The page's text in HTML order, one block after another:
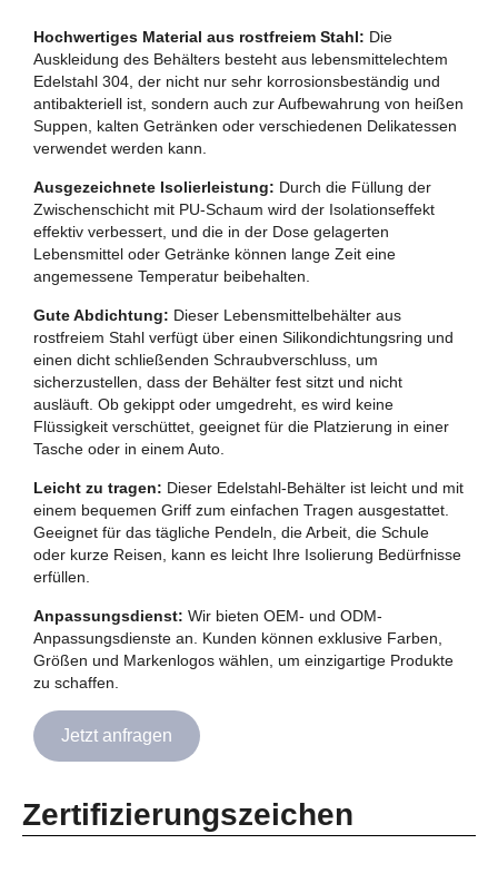
Hochwertiges Material aus rostfreiem Stahl: Die
Auskleidung des Behälters besteht aus lebensmittelechtem
Edelstahl 304, der nicht nur sehr korrosionsbeständig und
antibakteriell ist, sondern auch zur Aufbewahrung von heißen
Suppen, kalten Getränken oder verschiedenen Delikatessen
verwendet werden kann.
Ausgezeichnete Isolierleistung: Durch die Füllung der
Zwischenschicht mit PU-Schaum wird der Isolationseffekt
effektiv verbessert, und die in der Dose gelagerten
Lebensmittel oder Getränke können lange Zeit eine
angemessene Temperatur beibehalten.
Gute Abdichtung: Dieser Lebensmittelbehälter aus
rostfreiem Stahl verfügt über einen Silikondichtungsring und
einen dicht schließenden Schraubverschluss, um
sicherzustellen, dass der Behälter fest sitzt und nicht
ausläuft. Ob gekippt oder umgedreht, es wird keine
Flüssigkeit verschüttet, geeignet für die Platzierung in einer
Tasche oder in einem Auto.
Leicht zu tragen: Dieser Edelstahl-Behälter ist leicht und mit
einem bequemen Griff zum einfachen Tragen ausgestattet.
Geeignet für das tägliche Pendeln, die Arbeit, die Schule
oder kurze Reisen, kann es leicht Ihre Isolierung Bedürfnisse
erfüllen.
Anpassungsdienst: Wir bieten OEM- und ODM-
Anpassungsdienste an. Kunden können exklusive Farben,
Größen und Markenlogos wählen, um einzigartige Produkte
zu schaffen.
Jetzt anfragen
Zertifizierungszeichen